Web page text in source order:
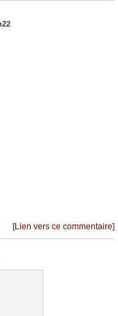
[Lien vers ce commentaire]